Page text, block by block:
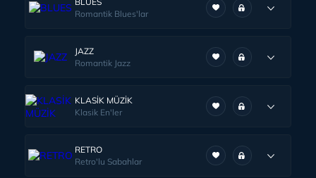
Romantik Blues'lar
JAZZ
Romantik Jazz
KLASİK MÜZİK
Klasik En'ler
RETRO
Retro'lu Sabahlar